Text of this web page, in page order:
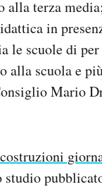
alla terza
in
le scuole di per
alla scuola e
Mario